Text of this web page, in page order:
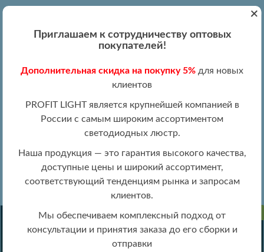
Регистрация
ПН-ПТ 09:00 - 19:00
info@profitlight.ru
Люстры оптом » Люстры LIGHTED оптом » 2154/450 WH+GY
ПРОДАНО
+
Приглашаем к сотрудничеству оптовых
покупателей!
Дополнительная скидка на покупку 5% для новых
клиентов
PROFIT LIGHT является крупнейшей компанией в
России с самым широким ассортиментом
светодиодных люстр.
Наша продукция — это гарантия высокого качества,
доступные цены и широкий ассортимент,
соответствующий тенденциям рынка и запросам
клиентов.
Мы обеспечиваем комплексный подход от
консультации и принятия заказа до его сборки и
отправки